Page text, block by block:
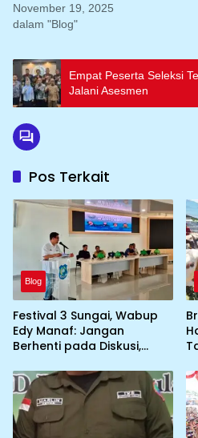
November 19, 2025
dalam "Blog"
Empat Peserta Seleksi
Jalani Asesmen
Pos Terkait
Blog
Festival 3 Sungai, Wabup
Edy Manaf: Jangan
Berhenti pada Diskusi,